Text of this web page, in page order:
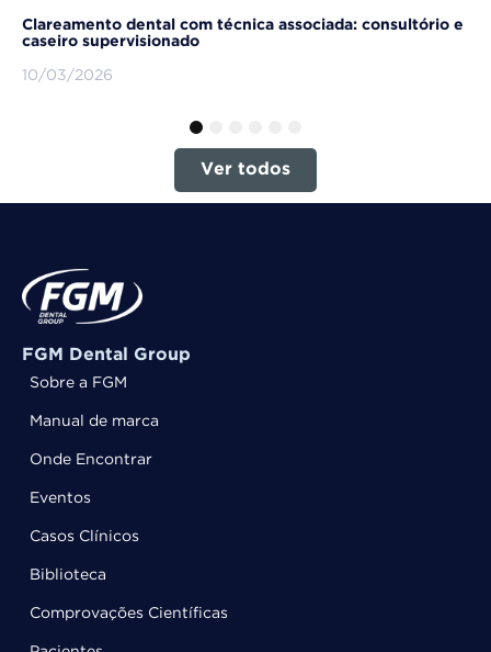
Clareamento dental com técnica associada: consultório e
caseiro supervisionado
10/03/2026
4
Ver todos
FGM Dental Group
Sobre a FGM
Manual de marca
Onde Encontrar
Eventos
Casos Clínicos
Biblioteca
Comprovações Científicas